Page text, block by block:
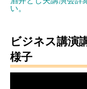
い。
ビジネス講演
様子